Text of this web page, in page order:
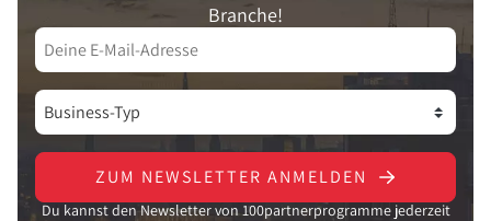
Branche!
ZUM NEWSLETTER ANMELDEN
Du kannst den Newsletter von 100partnerprogramme jederzeit